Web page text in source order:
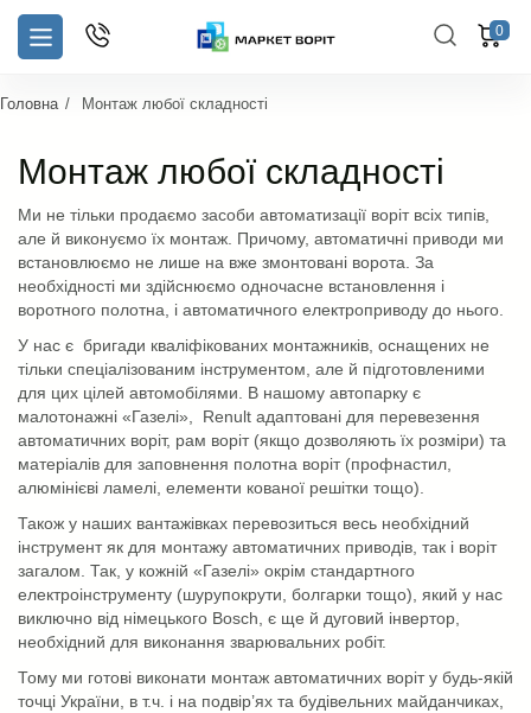
0
Головна Монтаж любої складності
Монтаж любої складності
Ми не тільки продаємо засоби автоматизації воріт всіх типів,
але й виконуємо їх монтаж. Причому, автоматичні приводи ми
встановлюємо не лише на вже змонтовані ворота. За
необхідності ми здійснюємо одночасне встановлення і
воротного полотна, і автоматичного електроприводу до нього.
У нас є бригади кваліфікованих монтажників, оснащених не
тільки спеціалізованим інструментом, але й підготовленими
для цих цілей автомобілями. В нашому автопарку є
малотонажні «Газелі», Renult адаптовані для перевезення
автоматичних воріт, рам воріт (якщо дозволяють їх розміри) та
матеріалів для заповнення полотна воріт (профнастил,
алюмінієві ламелі, елементи кованої решітки тощо).
Також у наших вантажівках перевозиться весь необхідний
інструмент як для монтажу автоматичних приводів, так і воріт
загалом. Так, у кожній «Газелі» окрім стандартного
електроінструменту (шурупокрути, болгарки тощо), який у нас
виключно від німецького Bosch, є ще й дуговий інвертор,
необхідний для виконання зварювальних робіт.
Тому ми готові виконати монтаж автоматичних воріт у будь-якій
точці України, в т.ч. і на подвір’ях та будівельних майданчиках,